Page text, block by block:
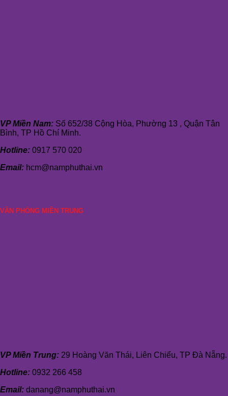
VP Miền Nam: Số 652/38 Cộng Hòa, Phường 13 , Quận Tân
Bình, TP Hồ Chí Minh.
Hotline: 0917 570 020
Email: hcm@namphuthai.vn
VĂN PHÒNG MIỀN TRUNG
VP Miền Trung: 29 Hoàng Văn Thái, Liên Chiểu, TP Đà Nẵng.
Hotline: 0932 266 458
Email: danang@namphuthai.vn